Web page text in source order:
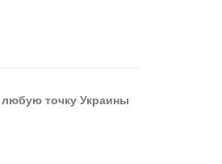
точку Украины